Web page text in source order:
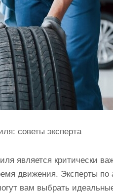
советы эксперта
является критически
движения. Эксперты
вам выбрать